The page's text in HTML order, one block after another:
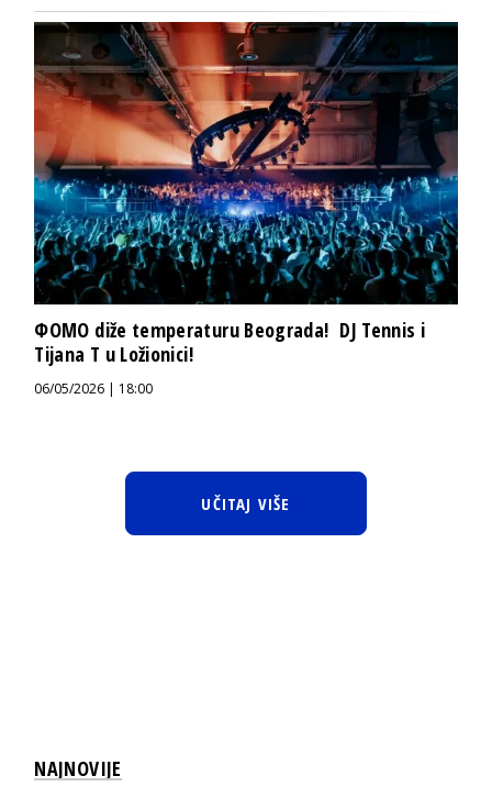
ФOMO diže temperaturu Beograda! DJ Tennis i
Tijana T u Ložionici!
06/05/2026 | 18:00
UČITAJ VIŠE
NAJNOVIJE